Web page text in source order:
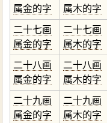
属金的字
属木的字
二十七画
属金的字
二十七画
属木的字
二十八画
属金的字
二十八画
属木的字
二十九画
属金的字
二十九画
属木的字